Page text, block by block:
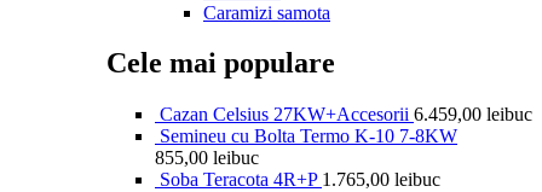
Caramizi samota
Cele mai populare
Cazan Celsius 27KW+Accesorii 6.459,00 leibuc
Semineu cu Bolta Termo K-10 7-8KW
855,00 leibuc
Soba Teracota 4R+P 1.765,00 leibuc